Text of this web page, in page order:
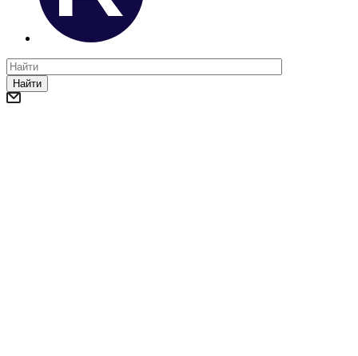
Найти